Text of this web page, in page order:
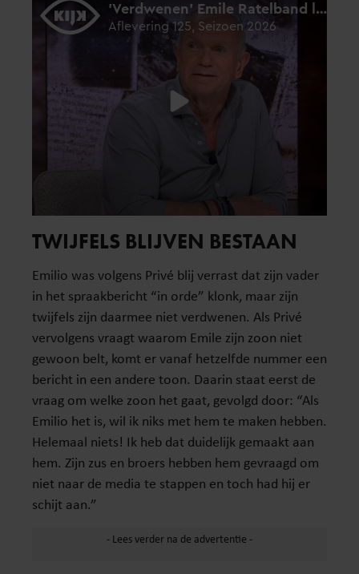
TWIJFELS BLIJVEN BESTAAN
Emilio was volgens Privé blij verrast dat zijn vader
in het spraakbericht “in orde” klonk, maar zijn
twijfels zijn daarmee niet verdwenen. Als Privé
vervolgens vraagt waarom Emile zijn zoon niet
gewoon belt, komt er vanaf hetzelfde nummer een
bericht in een andere toon. Daarin staat eerst de
vraag om welke zoon het gaat, gevolgd door: “Als
Emilio het is, wil ik niks met hem te maken hebben.
Helemaal niets! Ik heb dat duidelijk gemaakt aan
hem. Zijn zus en broers hebben hem gevraagd om
niet naar de media te stappen en toch had hij er
schijt aan.”